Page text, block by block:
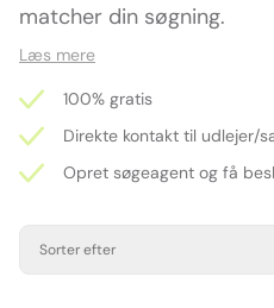
matcher din søgning.
Læs mere
100% gratis
Direkte kontakt til udlejer/
Opret søgeagent og få
Sorter efter